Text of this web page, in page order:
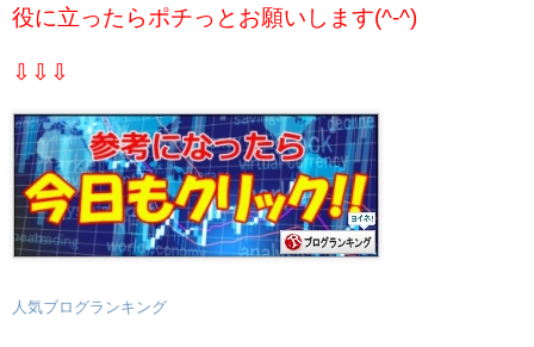
役に立ったらポチっとお願いします(^-^)
⇩⇩⇩
人気ブログランキング